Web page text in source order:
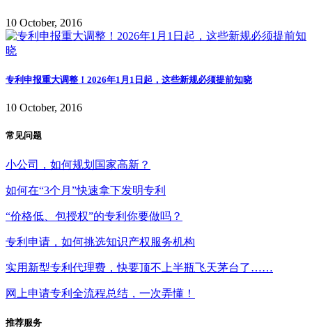
10 October, 2016
专利申报重大调整！2026年1月1日起，这些新规必须提前知晓
10 October, 2016
常见问题
小公司，如何规划国家高新？
如何在“3个月”快速拿下发明专利
“价格低、包授权”的专利你要做吗？
专利申请，如何挑选知识产权服务机构
实用新型专利代理费，快要顶不上半瓶飞天茅台了……
网上申请专利全流程总结，一次弄懂！
推荐服务